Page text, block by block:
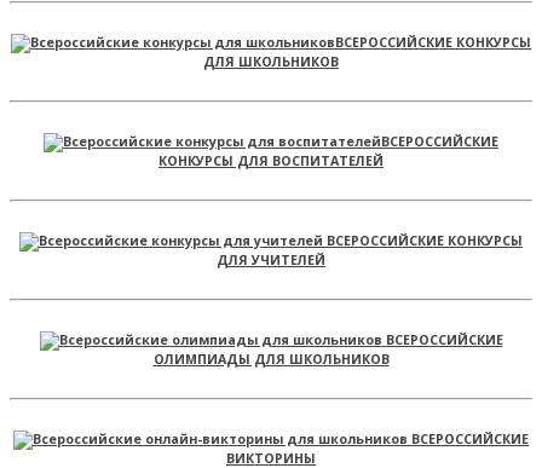
ВСЕРОССИЙСКИЕ КОНКУРСЫ
ДЛЯ ШКОЛЬНИКОВ
ВСЕРОССИЙСКИЕ
КОНКУРСЫ ДЛЯ ВОСПИТАТЕЛЕЙ
ВСЕРОССИЙСКИЕ КОНКУРСЫ
ДЛЯ УЧИТЕЛЕЙ
ВСЕРОССИЙСКИЕ
ОЛИМПИАДЫ ДЛЯ ШКОЛЬНИКОВ
ВСЕРОССИЙСКИЕ
ВИКТОРИНЫ